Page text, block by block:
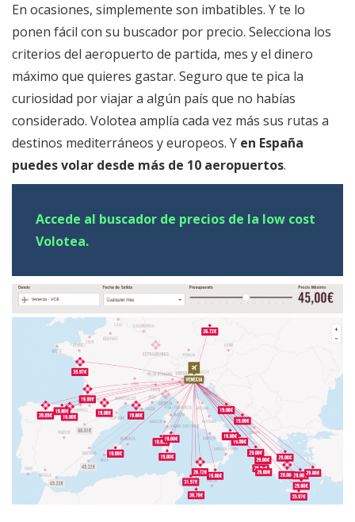
En ocasiones, simplemente son imbatibles. Y te lo
ponen fácil con su buscador por precio. Selecciona los
criterios del aeropuerto de partida, mes y el dinero
máximo que quieres gastar. Seguro que te pica la
curiosidad por viajar a algún país que no habías
considerado. Volotea amplía cada vez más sus rutas a
destinos mediterráneos y europeos. Y en España
puedes volar desde más de 10 aeropuertos.
Accede al buscador de precios de la low cost
Volotea.